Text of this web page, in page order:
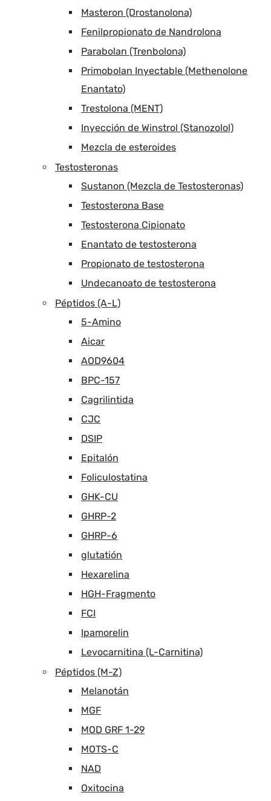
Masteron (Drostanolona)
Fenilpropionato de Nandrolona
Parabolan (Trenbolona)
Primobolan Inyectable (Methenolone
Enantato)
Trestolona (MENT)
Inyección de Winstrol (Stanozolol)
Mezcla de esteroides
Testosteronas
Sustanon (Mezcla de Testosteronas)
Testosterona Base
Testosterona Cipionato
Enantato de testosterona
Propionato de testosterona
Undecanoato de testosterona
Péptidos (A-L)
5-Amino
Aicar
AOD9604
BPC-157
Cagrilintida
CJC
DSIP
Epitalón
Foliculostatina
GHK-CU
GHRP-2
GHRP-6
glutatión
Hexarelina
HGH-Fragmento
FCI
Ipamorelin
Levocarnitina (L-Carnitina)
Péptidos (M-Z)
Melanotán
MGF
MOD GRF 1-29
MOTS-C
NAD
Oxitocina